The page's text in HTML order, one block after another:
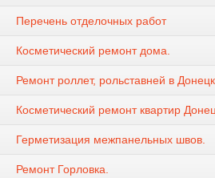
Перечень отделочных работ
Косметический ремонт дома.
Ремонт роллет, рольставней в
Косметический ремонт квартир
Герметизация межпанельных швов.
Ремонт Горловка.